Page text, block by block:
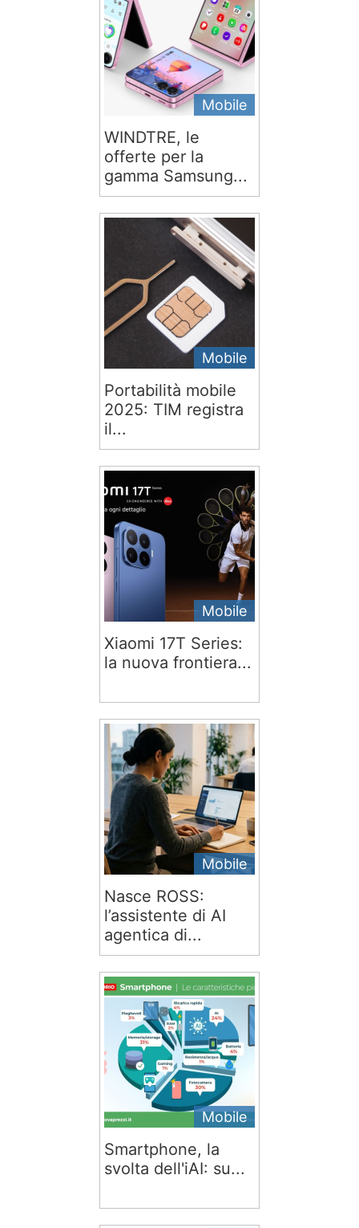
Mobile
WINDTRE, le
offerte per la
gamma Samsung...
Mobile
Portabilità mobile
2025: TIM registra
il...
Mobile
Xiaomi 17T Series:
la nuova frontiera...
Mobile
Nasce ROSS:
l’assistente di AI
agentica di...
Mobile
Smartphone, la
svolta dell'iAI: su...